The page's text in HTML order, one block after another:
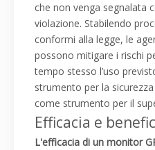
che non venga segnalata
violazione. Stabilendo
conformi alla legge, le
possono mitigare i rischi
tempo stesso l’uso
strumento per la
come strumento per il
Efficacia e
L'efficacia di un monitor